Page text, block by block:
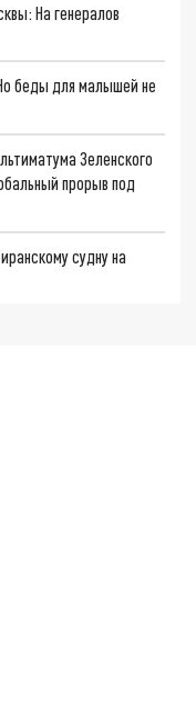
На генералов
беды для малышей не
Зеленского
прорыв под
судну на